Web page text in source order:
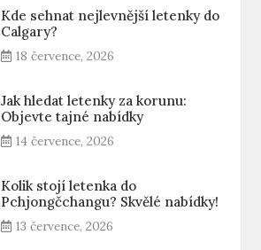
Kde sehnat nejlevnější letenky do
Calgary?
18 července, 2026
Jak hledat letenky za korunu:
Objevte tajné nabídky
14 července, 2026
Kolik stojí letenka do
Pchjongčchangu? Skvělé nabídky!
13 července, 2026